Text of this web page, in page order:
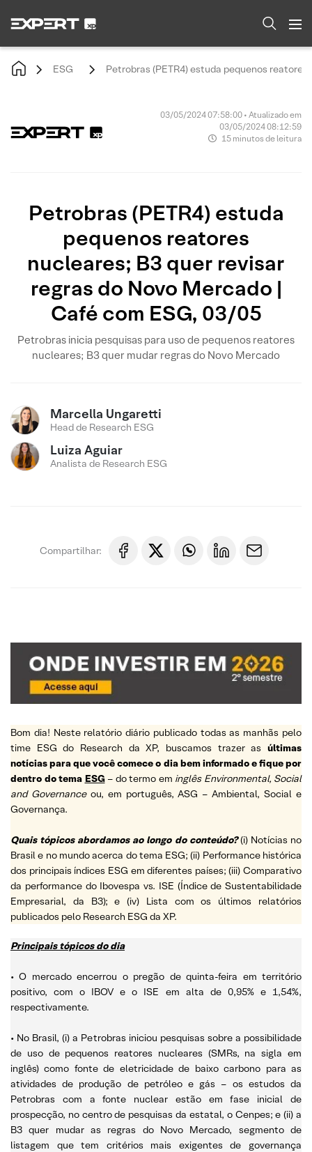
ESG Petrobras (PETR4) estuda pequenos
03/05/2024 07:58:00 • Atualizado em
03/05/2024 08:12:59
15 minutos de leitura
Petrobras (PETR4) estuda
pequenos reatores
nucleares; B3 quer revisar
regras do Novo Mercado |
Café com ESG, 03/05
Petrobras inicia pesquisas para uso de pequenos reatores
nucleares; B3 quer mudar regras do Novo Mercado
Marcella Ungaretti
Head de Research ESG
Luiza Aguiar
Analista de Research ESG
Compartilhar:
Bom dia! Neste relatório diário publicado todas as manhãs pelo
time ESG do Research da XP, buscamos trazer as últimas
notícias para que você comece o dia bem informado e fique por
dentro do tema ESG – do termo em inglês Environmental, Social
and Governance ou, em português, ASG – Ambiental, Social e
Governança.
Quais tópicos abordamos ao longo do conteúdo? (i) Notícias no
Brasil e no mundo acerca do tema ESG; (ii) Performance histórica
dos principais índices ESG em diferentes países; (iii) Comparativo
da performance do Ibovespa vs. ISE (Índice de Sustentabilidade
Empresarial, da B3); e (iv) Lista com os últimos relatórios
publicados pelo Research ESG da XP.
Principais tópicos do dia
• O mercado encerrou o pregão de quinta-feira em território
positivo, com o IBOV e o ISE em alta de 0,95% e 1,54%,
respectivamente.
• No Brasil, (i) a Petrobras iniciou pesquisas sobre a possibilidade
de uso de pequenos reatores nucleares (SMRs, na sigla em
inglês) como fonte de eletricidade de baixo carbono para as
atividades de produção de petróleo e gás – os estudos da
Petrobras com a fonte nuclear estão em fase inicial de
prospecção, no centro de pesquisas da estatal, o Cenpes; e (ii) a
B3 quer mudar as regras do Novo Mercado, segmento de
listagem que tem critérios mais exigentes de governança